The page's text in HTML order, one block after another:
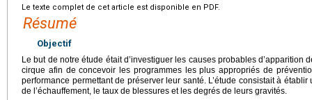
Le texte complet de cet article est disponible en PDF.
Résumé
Objectif
Le but de notre étude était d’investiguer les causes probables d’apparition
cirque afin de concevoir les programmes les plus appropriés de
performance permettant de préserver leur santé. L’étude consistait à
de l’échauffement, le taux de blessures et les degrés de leurs gravités.